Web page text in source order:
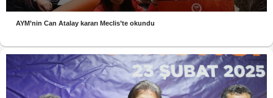
AYM’nin Can Atalay kararı Meclis’te okundu